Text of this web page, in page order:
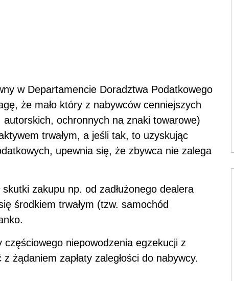
w Departamencie Doradztwa Podatkowego
że mało który z nabywców cenniejszych
ochronnych na znaki towarowe)
trwałym, a jeśli tak, to uzyskując
upewnia się, że zbywca nie zalega
zakupu np. od zadłużonego dealera
środkiem trwałym (tzw. samochód
niepowodzenia egzekucji z
żądaniem zapłaty zaległości do nabywcy.